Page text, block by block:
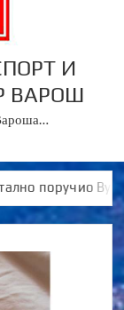
И
ВАРОШ
поручио